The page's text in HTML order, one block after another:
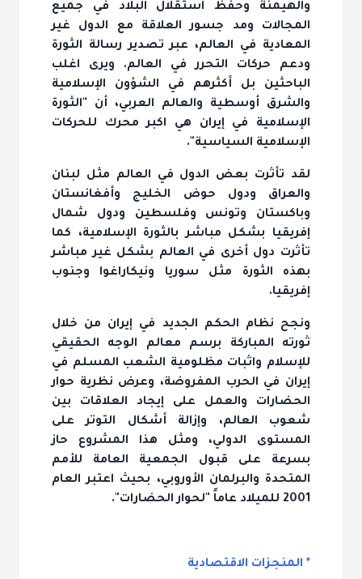
والهيمنة وحفظ استقلال البلاد في جميع
المجالات ومد جسور العلاقة مع الدول غير
المعادية في العالم، عبر تصدير رسالة الثورة
ودعم حركات التحرر في العالم. ويرى اغلب
الباحثين بل أكثرهم في الشؤون الإسلامية
والشرق أوسطية والعالم العربي، أن "الثورة
الإسلامية في إيران هي اكبر محرك للحركات
الإسلامية السياسية".
لقد تأثرت بعض الدول في العالم مثل لبنان
والعراق ودول حوض الخليج وأفغانستان
وباكستان وتونس وفلسطين ودول شمال
إفريقيا بشكل مباشر بالثورة الإسلامية، كما
تأثرت دول أخرى في العالم بشكل غير مباشر
بهذه الثورة مثل سوريا ونيكاراغوا وجنوب
إفريقيا.
ونجح نظام الحكم الجديد في إيران من خلال
ثورته المباركة برسم معالم الوجه الحقيقي
للإسلام واثبات مظلومية الشعب المسلم في
إيران في الحرب المفروضة، وعرض نظرية حوار
الحضارات والعمل على إيجاد العلاقات بين
شعوب العالم، وإزالة أشكال التوتر على
المستوى الدولي، ومثل هذا المشروع حاز
بسرعة على قبول الجمعية العامة للأمم
المتحدة والبرلمان الأوروبي، بحيث اعتبر العام
2001 للميلاد عاماً "لحوار الحضارات".
* المنجزات الاقتصادية